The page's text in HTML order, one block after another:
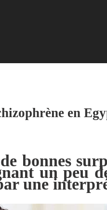
en
bonnes
un peu
une